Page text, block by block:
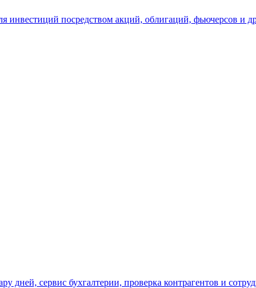
посредством акций, облигаций, фьючерсов и
дней, сервис бухгалтерии, проверка контрагентов и